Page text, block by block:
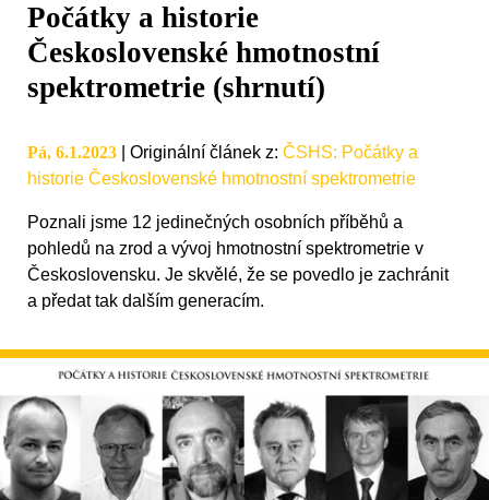
Počátky a historie
Československé hmotnostní
spektrometrie (shrnutí)
Pá, 6.1.2023 Originální článek z: ČSHS: Počátky a
historie Československé hmotnostní spektrometrie
Poznali jsme 12 jedinečných osobních příběhů a
pohledů na zrod a vývoj hmotnostní spektrometrie v
Československu. Je skvělé, že se povedlo je zachránit
a předat tak dalším generacím.